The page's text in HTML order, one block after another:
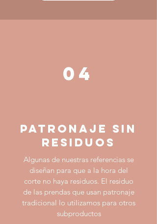
04
PATRONAJE SIN
RESIDUOS
Algunas de nuestras referencias se
diseñan para que a la hora del
corte no haya residuos. El residuo
de las prendas que usan patronaje
tradicional lo utilizamos para otros
subproductos